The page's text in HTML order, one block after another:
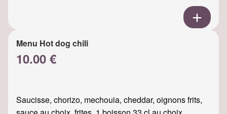
Menu Hot dog chili
10.00 €
Saucisse, chorizo, mechouia, cheddar, oignons frits,